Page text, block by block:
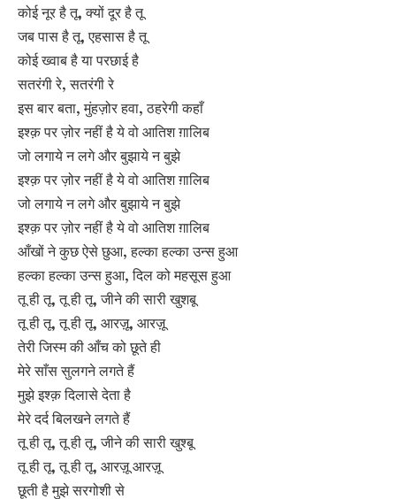
कोई नूर है तू, क्यों दूर है तू
जब पास है तू, एहसास है तू
कोई ख्वाब है या परछाई है
सतरंगी रे, सतरंगी रे
इस बार बता, मुंहज़ोर हवा, ठहरेगी कहाँ
इश्क़ पर ज़ोर नहीं है ये वो आतिश ग़ालिब
जो लगाये न लगे और बुझाये न बुझे
इश्क़ पर ज़ोर नहीं है ये वो आतिश ग़ालिब
जो लगाये न लगे और बुझाये न बुझे
इश्क़ पर ज़ोर नहीं है ये वो आतिश ग़ालिब
आँखों ने कुछ ऐसे छुआ, हल्का हल्का उन्स हुआ
हल्का हल्का उन्स हुआ, दिल को महसूस हुआ
तू ही तू, तू ही तू, जीने की सारी खुशबू
तू ही तू, तू ही तू, आरज़ू, आरज़ू
तेरी जिस्म की आँच को छूते ही
मेरे साँस सुलगने लगते हैं
मुझे इश्क़ दिलासे देता है
मेरे दर्द बिलखने लगते हैं
तू ही तू, तू ही तू, जीने की सारी खुश्बू
तू ही तू, तू ही तू, आरज़ू आरज़ू
छूती है मुझे सरगोशी से